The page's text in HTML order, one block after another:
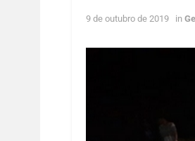
9 de outubro de 2019 in